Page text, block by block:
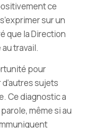
ce
sur un
que la Direction
travail.
pour
sujets
Ce diagnostic a
même si au